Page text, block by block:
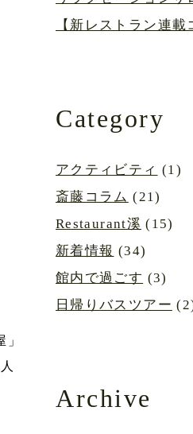
」
Category
アクティビティ (1)
斎藤コラム (21)
Restaurant溪 (15)
新着情報 (34)
館内で過ごす (3)
日帰りバスツアー
Archive